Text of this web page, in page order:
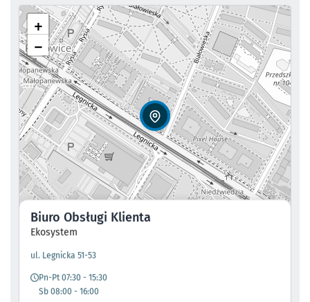
+
−
Biuro Obsługi Klienta
Ekosystem
ul. Legnicka 51-53- otworzy się w nowej karcie
Pn-Pt 07:30 - 15:30
Sb 08:00 - 16:00